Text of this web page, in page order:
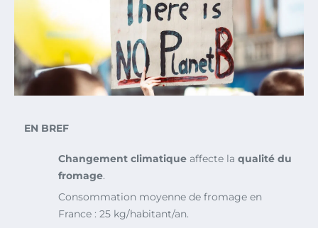
EN BREF
Changement climatique affecte la qualité du
fromage.
Consommation moyenne de fromage en
France : 25 kg/habitant/an.